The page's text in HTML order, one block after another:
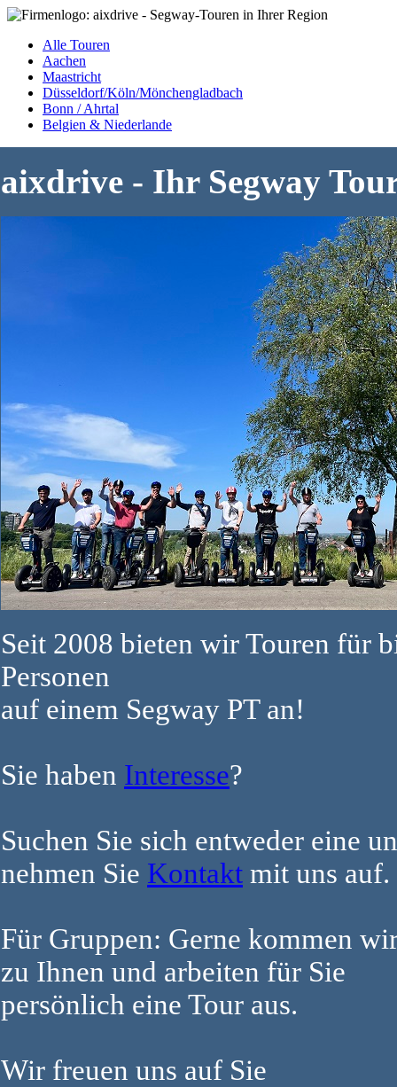
Alle Touren
Aachen
Maastricht
Düsseldorf/Köln/Mönchengladbach
Bonn / Ahrtal
Belgien & Niederlande
aixdrive - Ihr Segway
Seit 2008 bieten wir Touren für
Personen
auf einem Segway PT an!
Sie haben Interesse?
Suchen Sie sich entweder eine
nehmen Sie Kontakt mit uns auf.
Für Gruppen: Gerne kommen
zu Ihnen und arbeiten für Sie
persönlich eine Tour aus.
Wir freuen uns auf Sie